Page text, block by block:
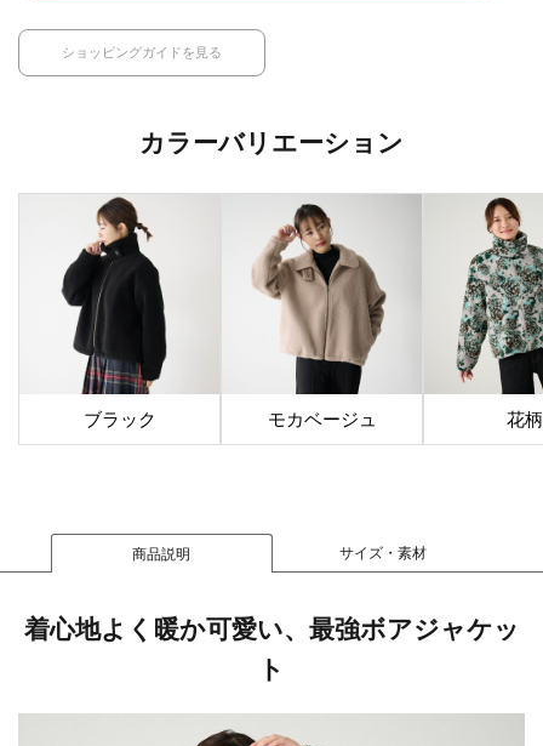
ショッピングガイドを見る
商品説明 サイズ・素材
着心地よく暖か可愛い、最強ボアジャケッ
ト
カラーバリエーション
ブラック モカベージュ 花柄